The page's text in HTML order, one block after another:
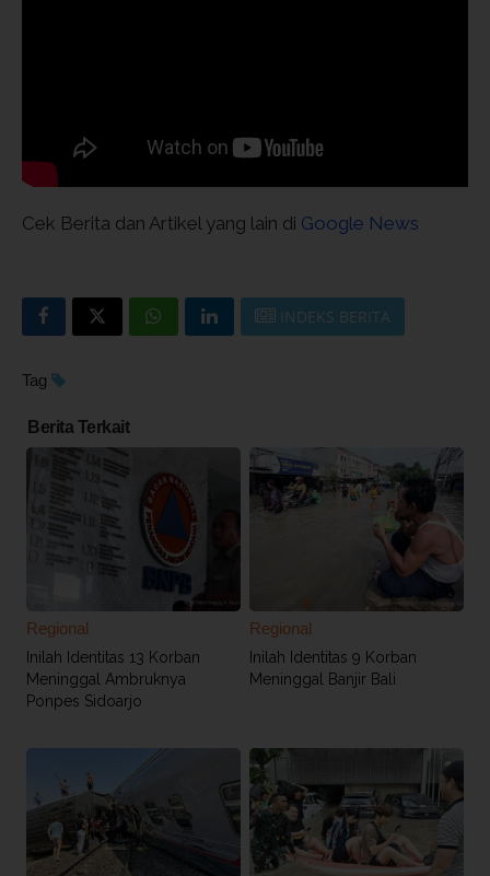
Cek Berita dan Artikel yang lain di Google News
INDEKS BERITA
Tag
Berita Terkait
Regional
Inilah Identitas 13 Korban
Meninggal Ambruknya
Ponpes Sidoarjo
Regional
Inilah Identitas 9 Korban
Meninggal Banjir Bali